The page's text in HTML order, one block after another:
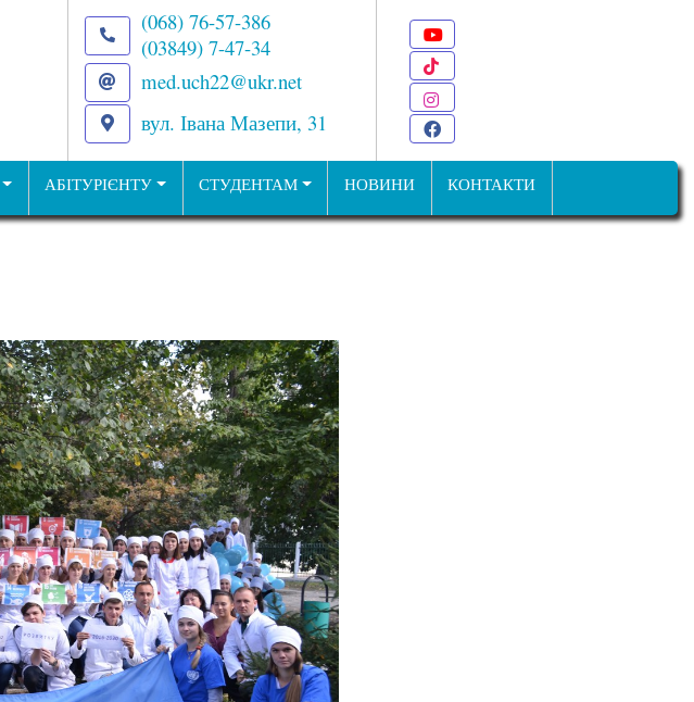
(068) 76-57-386
(03849) 7-47-34
med.uch22@ukr.net
вул. Івана Мазепи, 31
АБІТУРІЄНТУ СТУДЕНТАМ НОВИНИ КОНТАКТИ